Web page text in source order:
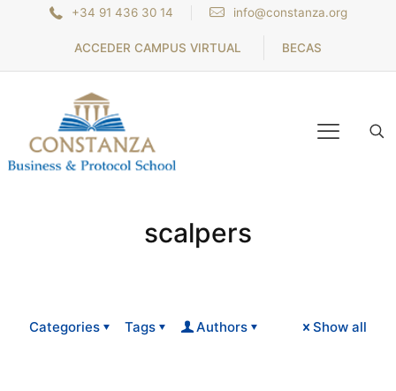
+34 91 436 30 14 info@constanza.org
ACCEDER CAMPUS VIRTUAL BECAS
scalpers
Categories Tags Authors Show all